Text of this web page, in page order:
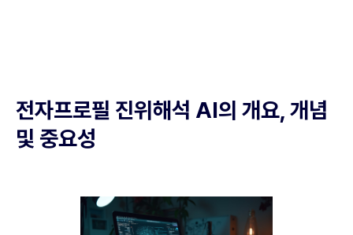
전자프로필 진위해석 AI의 개요, 개념
및 중요성